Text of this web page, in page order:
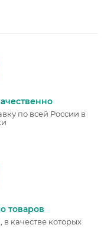
по всей России в
товаров
качестве которых